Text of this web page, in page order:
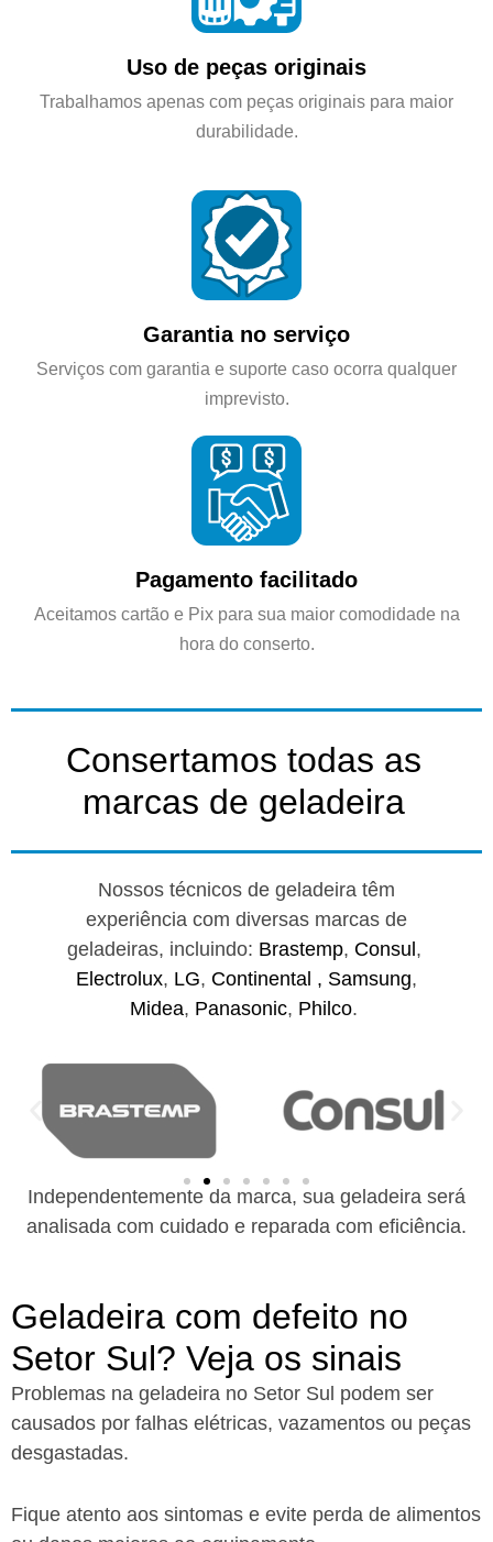
Uso de peças originais
Trabalhamos apenas com peças originais para maior
durabilidade.
Garantia no serviço
Serviços com garantia e suporte caso ocorra qualquer
imprevisto.
Pagamento facilitado
Aceitamos cartão e Pix para sua maior comodidade na
hora do conserto.
Consertamos todas as
marcas de geladeira
Nossos técnicos de geladeira têm
experiência com diversas marcas de
geladeiras, incluindo: Brastemp, Consul ,
Electrolux, LG, Continental , Samsung,
Midea, Panasonic, Philco.
Independentemente da marca, sua geladeira será
analisada com cuidado e reparada com eficiência.
Geladeira com defeito no
Setor Sul? Veja os sinais
Problemas na geladeira no Setor Sul podem ser
causados por falhas elétricas, vazamentos ou peças
desgastadas.
Fique atento aos sintomas e evite perda de alimentos